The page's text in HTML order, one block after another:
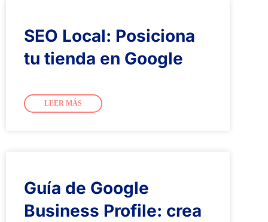
SEO Local: Posiciona
tu tienda en Google
LEER MÁS
Guía de Google
Business Profile: crea